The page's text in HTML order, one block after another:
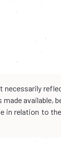
necessarily
available,
in relation to